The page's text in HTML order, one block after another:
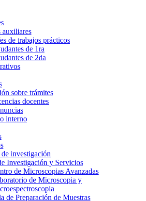
auxiliares
de trabajos prácticos
de 1ra
de 2da
sobre trámites
docentes
interno
investigación
Investigación y Servicios
de Microscopias Avanzadas
de Microscopia y
de Preparación de Muestras